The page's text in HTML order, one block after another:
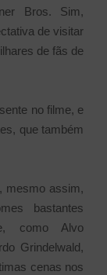
Bros. Sim,
de visitar
de fãs de
no filme, e
que também
mesmo assim,
bastantes
como Alvo
Grindelwald,
cenas nos